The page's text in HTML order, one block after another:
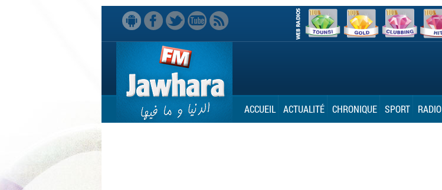
ACCUEIL ACTUALITÉ CHRONIQUE SPORT RADIO